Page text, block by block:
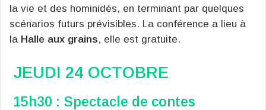
la vie et des hominidés, en terminant par quelques
scénarios futurs prévisibles. La conférence a lieu à
la Halle aux grains, elle est gratuite.
JEUDI 24 OCTOBRE
15h30 : Spectacle de contes